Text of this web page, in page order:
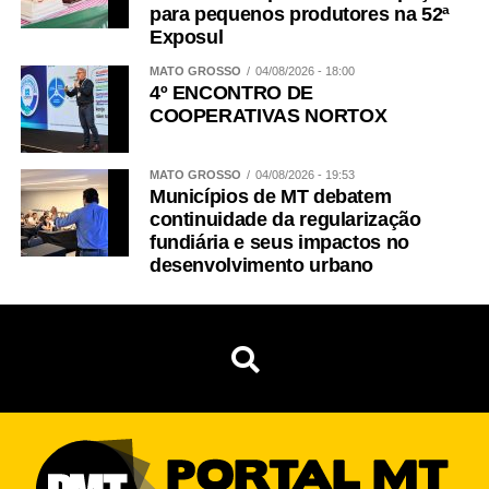
para pequenos produtores na 52ª
Exposul
MATO GROSSO 04/08/2026 - 18:00
4º ENCONTRO DE
COOPERATIVAS NORTOX
MATO GROSSO 04/08/2026 - 19:53
Municípios de MT debatem
continuidade da regularização
fundiária e seus impactos no
desenvolvimento urbano